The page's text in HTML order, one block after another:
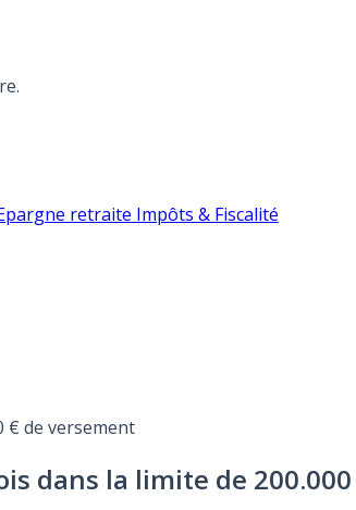
retraite Impôts & Fiscalité
€ de versement
dans la limite de